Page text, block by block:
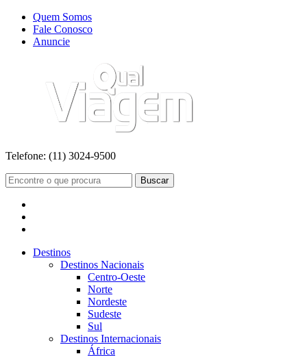
Quem Somos
Fale Conosco
Anuncie
Telefone: (11) 3024-9500
Buscar
Destinos
Destinos Nacionais
Centro-Oeste
Norte
Nordeste
Sudeste
Sul
Destinos Internacionais
África